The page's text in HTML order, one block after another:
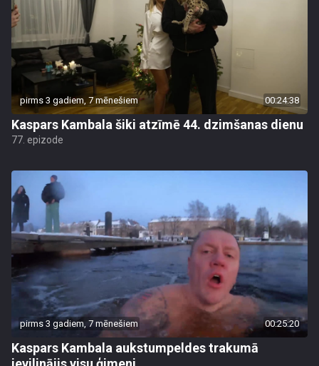
pirms 3 gadiem, 7 mēnešiem 00:24:38
Kaspars Kambala šiki atzīmē 44. dzimšanas dienu
77. epizode
pirms 3 gadiem, 7 mēnešiem 00:25:20
Kaspars Kambala aukstumpeldes trakumā